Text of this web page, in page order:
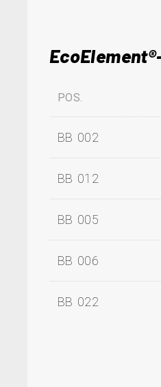
POS.
BB 002
BB 012
BB 005
BB 006
BB 022